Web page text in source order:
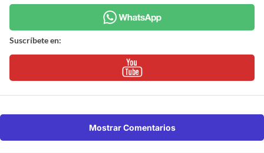
Suscríbete en:
Mostrar Comentarios